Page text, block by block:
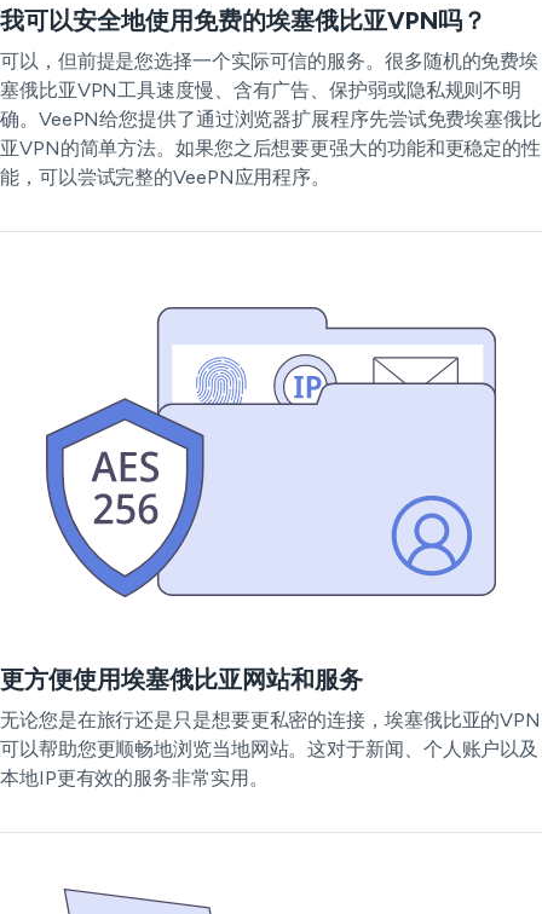
我可以安全地使用免费的埃塞俄比亚VPN吗？
可以，但前提是您选择一个实际可信的服务。很多随机的免费埃
塞俄比亚VPN工具速度慢、含有广告、保护弱或隐私规则不明
确。VeePN给您提供了通过浏览器扩展程序先尝试免费埃塞俄比
亚VPN的简单方法。如果您之后想要更强大的功能和更稳定的性
能，可以尝试完整的VeePN应用程序。
更方便使用埃塞俄比亚网站和服务
无论您是在旅行还是只是想要更私密的连接，埃塞俄比亚的VPN
可以帮助您更顺畅地浏览当地网站。这对于新闻、个人账户以及
本地IP更有效的服务非常实用。